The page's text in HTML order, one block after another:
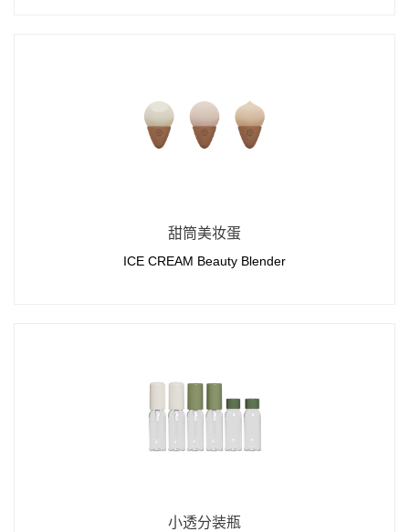
甜筒美妆蛋
ICE CREAM Beauty Blender
小透分装瓶